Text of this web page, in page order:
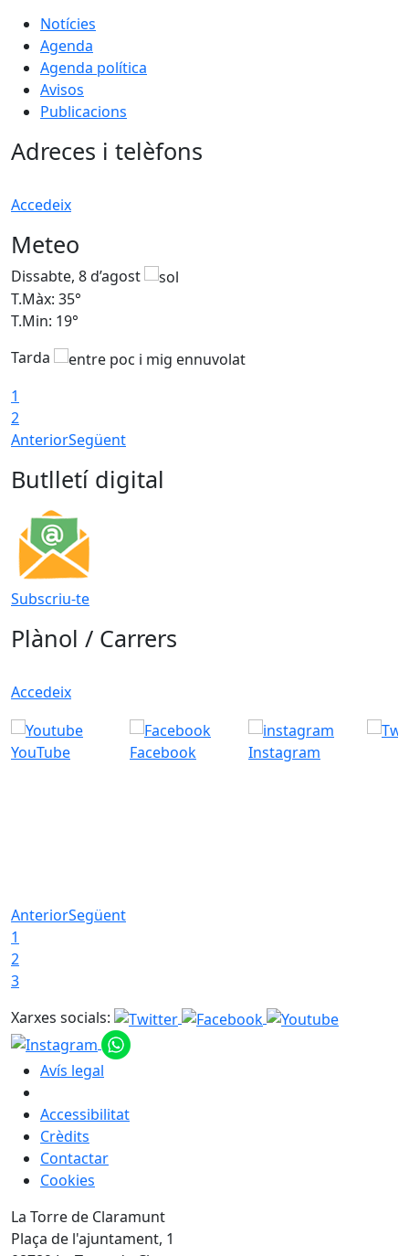
Notícies
Agenda
Agenda política
Avisos
Publicacions
Adreces i telèfons
Accedeix
Meteo
Dissabte, 8 d’agost
T.Màx: 35°
T.Min: 19°
Tarda
1
2
AnteriorSegüent
Butlletí digital
Subscriu-te
Plànol / Carrers
Accedeix
YouTube Facebook Instagram
AnteriorSegüent
1
2
3
Xarxes socials:
Avís legal
Accessibilitat
Crèdits
Contactar
Cookies
La Torre de Claramunt
Plaça de l'ajuntament, 1